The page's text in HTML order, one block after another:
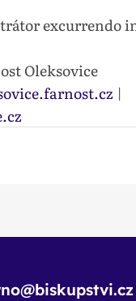
excurrendo
Oleksovice
|